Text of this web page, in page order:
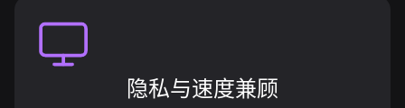
隐私与速度兼顾